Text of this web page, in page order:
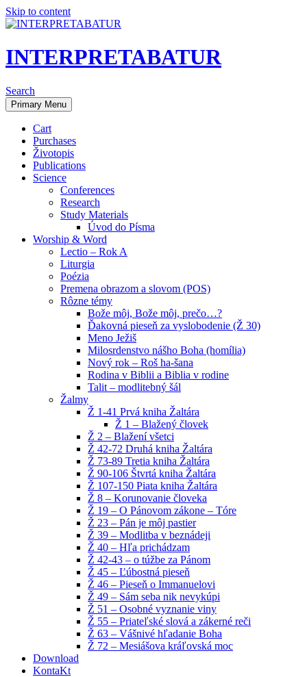
Skip to content
INTERPRETABATUR
Search
Primary Menu
Cart
Purchases
Životopis
Publications
Science
Conferences
Research
Study Materials
Úvod do Písma
Worship & Word
Lectio – Rok A
Liturgia
Poézia
Premena obrazom a slovom (POS)
Rôzne témy
Bože môj, Bože môj, prečo…?
Ďakovná pieseň za vyslobodenie (Ž 30)
Meno Ježiš
Milosrdenstvo nášho Boha (homília)
Nový rok – Roš ha-šana
Rodina v Biblii a Biblia v rodine
Talit – modlitebný šál
Žalmy
Ž 1-41 Prvá kniha Žaltára
Ž 1 – Blažený človek
Ž 2 – Blažení všetci
Ž 42-72 Druhá kniha Žaltára
Ž 73-89 Tretia kniha Žaltára
Ž 90-106 Štvrtá kniha Žaltára
Ž 107-150 Piata kniha Žaltára
Ž 8 – Korunovanie človeka
Ž 19 – O Pánovom zákone – Tóre
Ž 23 – Pán je môj pastier
Ž 39 – Modlitba v beznádeji
Ž 40 – Hľa prichádzam
Ž 42-43 – o túžbe za Pánom
Ž 45 – Ľúbostná pieseň
Ž 46 – Pieseň o Immanuelovi
Ž 49 – Sám seba nik nevykúpi
Ž 51 – Osobné vyznanie viny
Ž 55 – Priateľské slová a zákerné reči
Ž 63 – Vášnivé hľadanie Boha
Ž 72 – Mesiášova kráľovská moc
Download
KontaKt